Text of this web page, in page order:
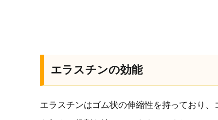
エラスチンの効能
エラスチンはゴム状の伸縮性を持っており